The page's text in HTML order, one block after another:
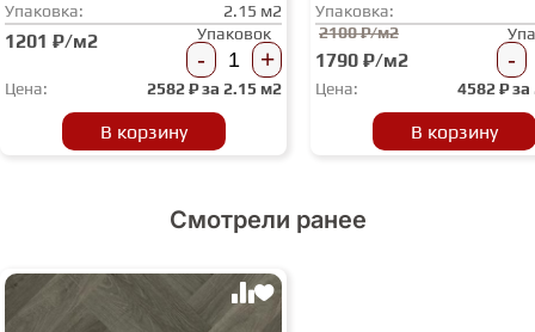
Упаковка:
2.15 м2
1201 ₽/м2 Упаковок
- +
Цена: 2582₽ за 2.15 м2
В корзину
Упаковка:
2100 ₽/м2
1790 ₽/м2 -
Цена: 4582₽ за
В корзину
Смотрели ранее